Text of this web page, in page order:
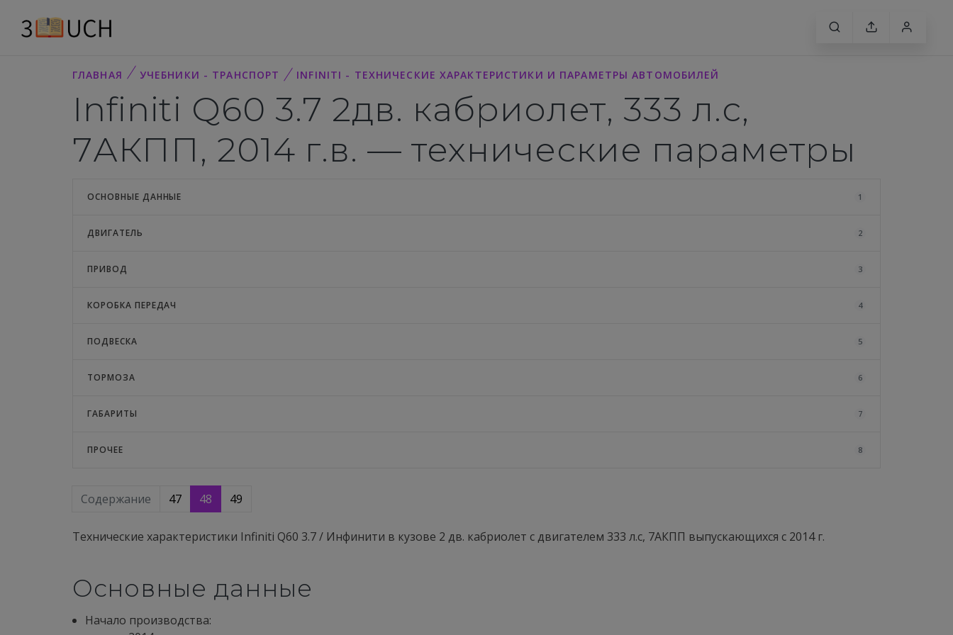
ГЛАВНАЯ УЧЕБНИКИ - ТРАНСПОРТ INFINITI - ТЕХНИЧЕСКИЕ ХАРАКТЕРИСТИКИ И ПАРАМЕТРЫ АВТОМОБИЛЕЙ
Infiniti Q60 3.7 2дв. кабриолет, 333 л.с,
7АКПП, 2014 г.в. — технические параметры
ОСНОВНЫЕ ДАННЫЕ 1
ДВИГАТЕЛЬ 2
ПРИВОД 3
КОРОБКА ПЕРЕДАЧ 4
ПОДВЕСКА 5
ТОРМОЗА 6
ГАБАРИТЫ 7
ПРОЧЕЕ 8
Содержание 47 48 49
Технические характеристики Infiniti Q60 3.7 / Инфинити в кузове 2 дв. кабриолет с двигателем 333 л.с, 7АКПП выпускающихся c 2014 г.
Основные данные
Начало производства: